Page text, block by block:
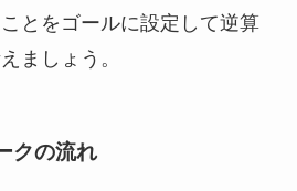
とをゴールに設定して逆算
ましょう。
クの流れ